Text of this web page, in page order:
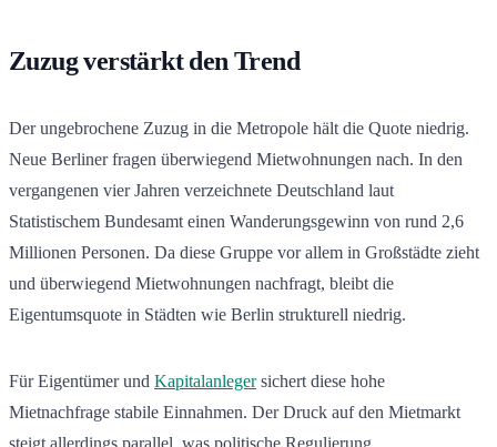
Zuzug verstärkt den Trend
Der ungebrochene Zuzug in die Metropole hält die Quote niedrig.
Neue Berliner fragen überwiegend Mietwohnungen nach. In den
vergangenen vier Jahren verzeichnete Deutschland laut
Statistischem Bundesamt einen Wanderungsgewinn von rund 2,6
Millionen Personen. Da diese Gruppe vor allem in Großstädte zieht
und überwiegend Mietwohnungen nachfragt, bleibt die
Eigentumsquote in Städten wie Berlin strukturell niedrig.
Für Eigentümer und Kapitalanlegersichert diese hohe
Mietnachfrage stabile Einnahmen. Der Druck auf den Mietmarkt
steigt allerdings parallel, was politische Regulierung